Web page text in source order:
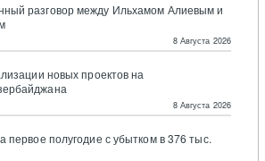
разговор между Ильхамом Алиевым и
8 Августа 2026
новых проектов на
8 Августа 2026
первое полугодие с убытком в 376 тыс.